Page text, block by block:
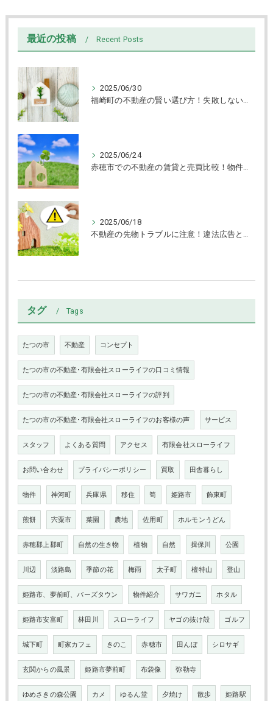
最近の投稿 Recent Posts
2025/06/30
福崎町の不動産の賢い選び方！失敗しない売買と物件チェック術解説
2025/06/24
赤穂市での不動産の賃貸と売買比較！物件タイプ別選び方ガイド
2025/06/18
不動産の先物トラブルに注意！違法広告と賃貸物件の見抜き方
タグ Tags
たつの市 不動産 コンセプト
たつの市の不動産･有限会社スローライフの口コミ情報
たつの市の不動産･有限会社スローライフの評判
たつの市の不動産･有限会社スローライフのお客様の声 サービス
スタッフ よくある質問 アクセス 有限会社スローライフ
お問い合わせ プライバシーポリシー 買取 田舎暮らし
物件 神河町 兵庫県 移住 筍 姫路市 飾東町
煎餅 宍粟市 菜園 農地 佐用町 ホルモンうどん
赤穂郡上郡町 自然の生き物 植物 自然 揖保川 公園
川辺 淡路島 季節の花 梅雨 太子町 檀特山 登山
姫路市、夢前町、バーズタウン 物件紹介 サワガニ ホタル
姫路市安富町 林田川 スローライフ ヤゴの抜け殻 ゴルフ
城下町 町家カフェ きのこ 赤穂市 田んぼ シロサギ
玄関からの風景 姫路市夢前町 布袋像 弥勒寺
ゆめさきの森公園 カメ ゆるん堂 夕焼け 散歩 姫路駅